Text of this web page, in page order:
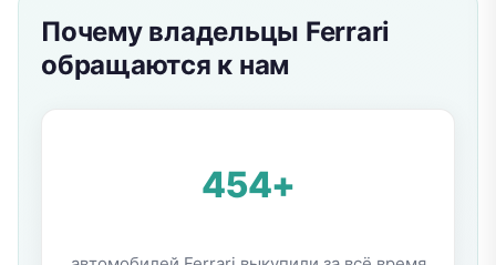
Почему владельцы Ferrari
обращаются к нам
454+